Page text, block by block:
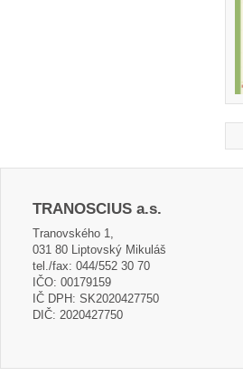
TRANOSCIUS a.s.
Tranovského 1,
031 80 Liptovský Mikuláš
tel./fax: 044/552 30 70
IČO: 00179159
IČ DPH: SK2020427750
DIČ: 2020427750